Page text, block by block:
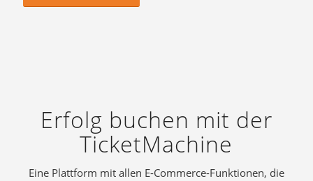
Erfolg buchen mit der
TicketMachine
Eine Plattform mit allen E-Commerce-Funktionen, die